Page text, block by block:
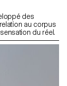
des
au corpus
du réel.